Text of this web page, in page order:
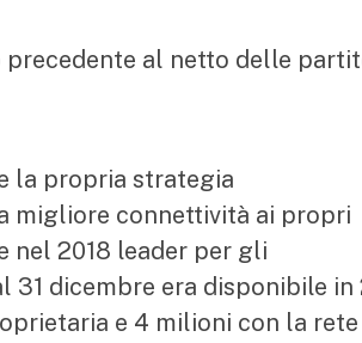
precedente al netto delle
la propria strategia
migliore connettività ai propri
nel 2018 leader per gli
31 dicembre era disponibile in
e 4 milioni con la rete